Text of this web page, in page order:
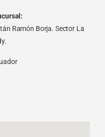
Ramón Borja. Sector La